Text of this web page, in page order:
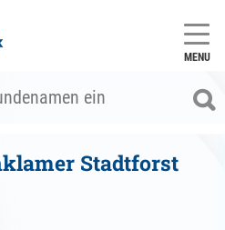
MENU
Stadtforst